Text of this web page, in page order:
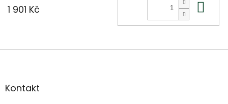
1 901 Kč
Z
aKontakt